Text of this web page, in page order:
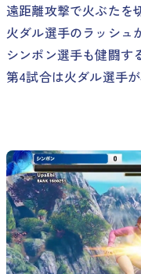
遠距離攻撃で火ぶたを
火ダル選手のラッシュ
シンポン選手も健闘す
第4試合は火ダル選手